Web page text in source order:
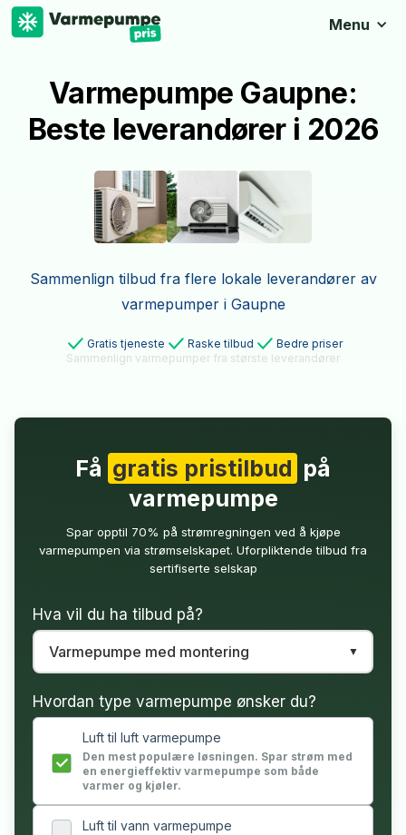
Menu
Varmepumpe Gaupne:
Beste leverandører i 2026
Sammenlign tilbud fra flere lokale leverandører av
varmepumper i Gaupne
Gratis tjeneste Raske tilbud
Bedre priser
Sammenlign varmepumper fra største leverandører
Få gratis pristilbud på
varmepumpe
Spar opptil 70% på strømregningen ved å kjøpe
varmepumpen via strømselskapet. Uforpliktende tilbud fra
sertifiserte selskap
Hva vil du ha tilbud på?
Hvordan type varmepumpe ønsker du?
Luft til luft varmepumpe
Den mest populære løsningen. Spar strøm med
en energieffektiv varmepumpe som både
varmer og kjøler.
Luft til vann varmepumpe